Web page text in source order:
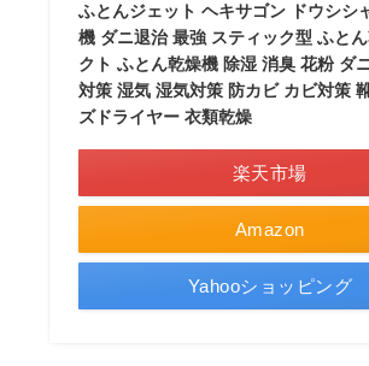
ふとんジェット ヘキサゴン ドウシシ
機 ダニ退治 最強 スティック型 ふと
クト ふとん乾燥機 除湿 消臭 花粉 ダ
対策 湿気 湿気対策 防カビ カビ対策
ズドライヤー 衣類乾燥
Amazon
楽天市場
Yahooショッピング